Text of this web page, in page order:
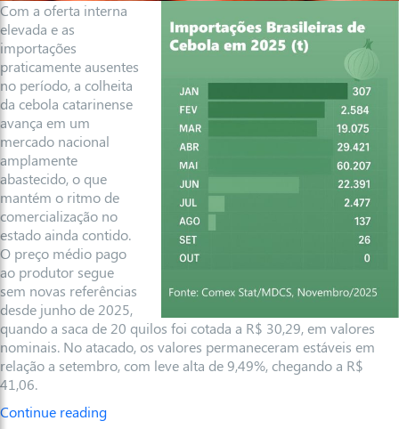
Com a oferta interna
elevada e as
importações
praticamente ausentes
no período, a colheita
da cebola catarinense
avança em um
mercado nacional
amplamente
abastecido, o que
mantém o ritmo de
comercialização no
estado ainda contido.
O preço médio pago
ao produtor segue
sem novas referências
desde junho de 2025,
quando a saca de 20 quilos foi cotada a R$ 30,29, em valores
nominais. No atacado, os valores permaneceram estáveis em
relação a setembro, com leve alta de 9,49%, chegando a R$
41,06.
Continue reading